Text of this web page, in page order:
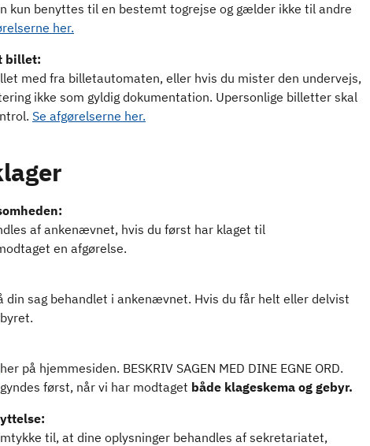
kun benyttes til en bestemt togrejse og gælder ikke til andre
her.
billet:
med fra billetautomaten, eller hvis du mister den undervejs,
ikke som gyldig dokumentation. Upersonlige billetter skal
Se afgørelserne her.
af ankenævnet, hvis du først har klaget til
en afgørelse.
din sag behandlet i ankenævnet. Hvis du får helt eller delvist
her på hjemmesiden. BESKRIV SAGEN MED DINE EGNE ORD.
først, når vi har modtaget både klageskema og gebyr.
til, at dine oplysninger behandles af sekretariatet,